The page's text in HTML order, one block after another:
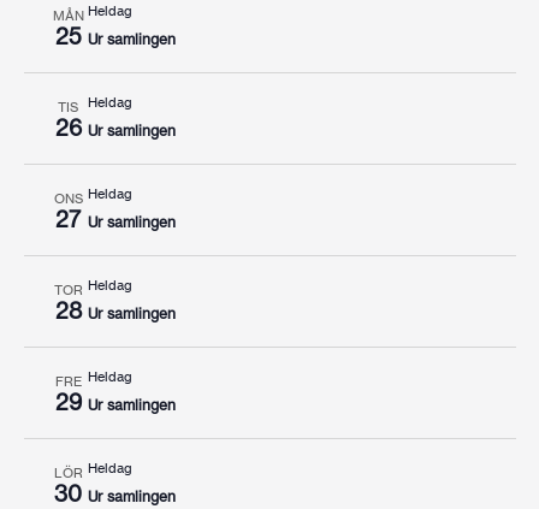
MÅN
25
Heldag
Ur samlingen
TIS
26
Heldag
Ur samlingen
ONS
27
Heldag
Ur samlingen
TOR
28
Heldag
Ur samlingen
FRE
29
Heldag
Ur samlingen
LÖR
30
Heldag
Ur samlingen